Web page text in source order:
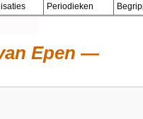
Periodieken
Epen